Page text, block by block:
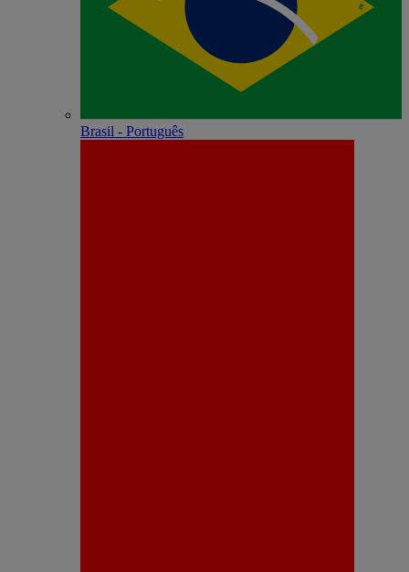
Brasil - Português